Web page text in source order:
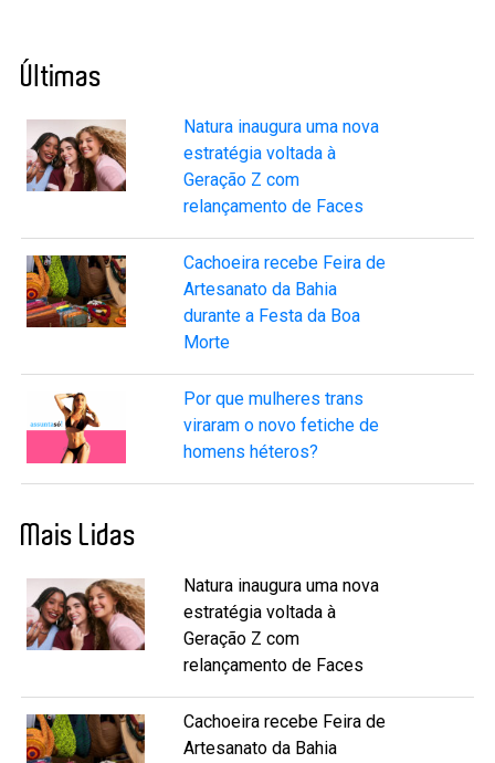
Últimas
Natura inaugura uma nova
estratégia voltada à
Geração Z com
relançamento de Faces
Cachoeira recebe Feira de
Artesanato da Bahia
durante a Festa da Boa
Morte
Por que mulheres trans
viraram o novo fetiche de
homens héteros?
Mais Lidas
Natura inaugura uma nova
estratégia voltada à
Geração Z com
relançamento de Faces
Cachoeira recebe Feira de
Artesanato da Bahia